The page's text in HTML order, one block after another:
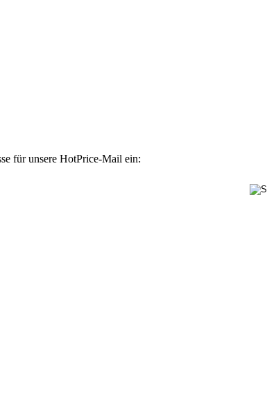
für unsere HotPrice-Mail ein: